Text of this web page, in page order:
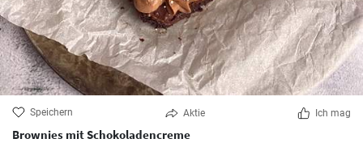
Speichern Aktie Ich mag
Brownies mit Schokoladencreme